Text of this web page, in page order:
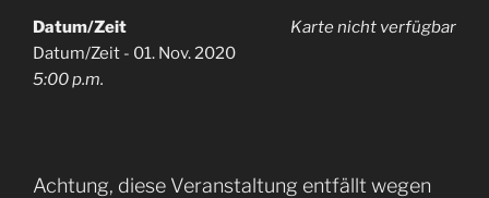
Karte nicht verfügbar
Datum/Zeit
Datum/Zeit - 01. Nov. 2020
5:00 p.m.
Achtung, diese Veranstaltung entfällt wegen